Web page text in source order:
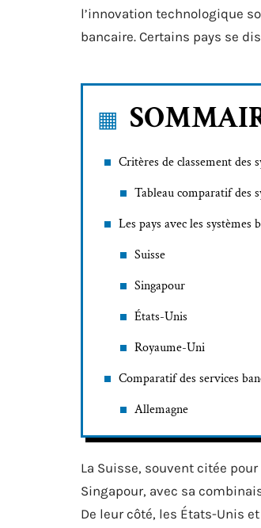
l’innovation technologique
bancaire. Certains pays se
Critères de classement des
Tableau comparatif des
Les pays avec les systèmes
Suisse
Singapour
États-Unis
Royaume-Uni
Comparatif des services
Allemagne
La Suisse, souvent citée
Singapour, avec sa
De leur côté, les États-Unis